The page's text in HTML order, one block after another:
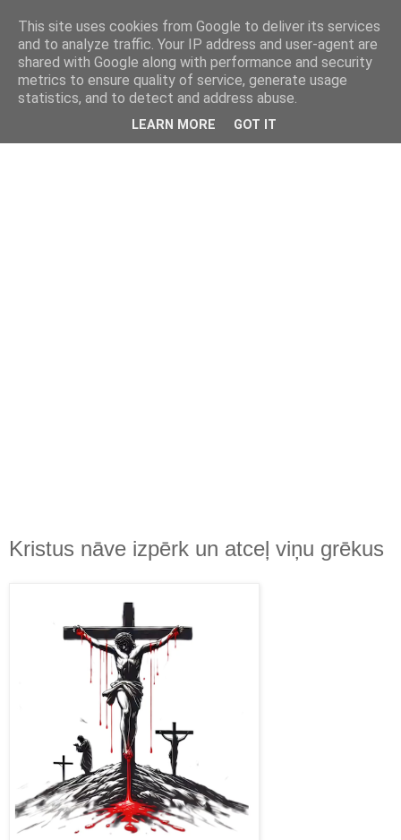
kristietim
viss, kas jāzin kristietim
Kristus nāve izpērk un atceļ viņu grēkus
This site uses cookies from Google to deliver its services
and to analyze traffic. Your IP address and user-agent are
shared with Google along with performance and security
metrics to ensure quality of service, generate usage
statistics, and to detect and address abuse.
LEARN MORE GOT IT